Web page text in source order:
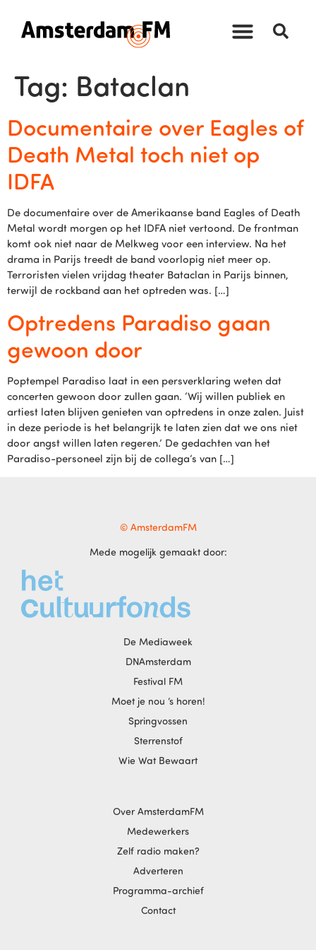
Tag: Bataclan
Documentaire over Eagles of
Death Metal toch niet op
IDFA
De documentaire over de Amerikaanse band Eagles of Death
Metal wordt morgen op het IDFA niet vertoond. De frontman
komt ook niet naar de Melkweg voor een interview. Na het
drama in Parijs treedt de band voorlopig niet meer op.
Terroristen vielen vrijdag theater Bataclan in Parijs binnen,
terwijl de rockband aan het optreden was. […]
Optredens Paradiso gaan
gewoon door
Poptempel Paradiso laat in een persverklaring weten dat
concerten gewoon door zullen gaan. ‘Wij willen publiek en
artiest laten blijven genieten van optredens in onze zalen. Juist
in deze periode is het belangrijk te laten zien dat we ons niet
door angst willen laten regeren.’ De gedachten van het
Paradiso-personeel zijn bij de collega’s van […]
© AmsterdamFM
Mede mogelijk gemaakt door:
De Mediaweek
DNAmsterdam
Festival FM
Moet je nou ‘s horen!
Springvossen
Sterrenstof
Wie Wat Bewaart
Over AmsterdamFM
Medewerkers
Zelf radio maken?
Adverteren
Programma-archief
Contact